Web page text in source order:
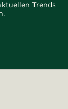
Trends